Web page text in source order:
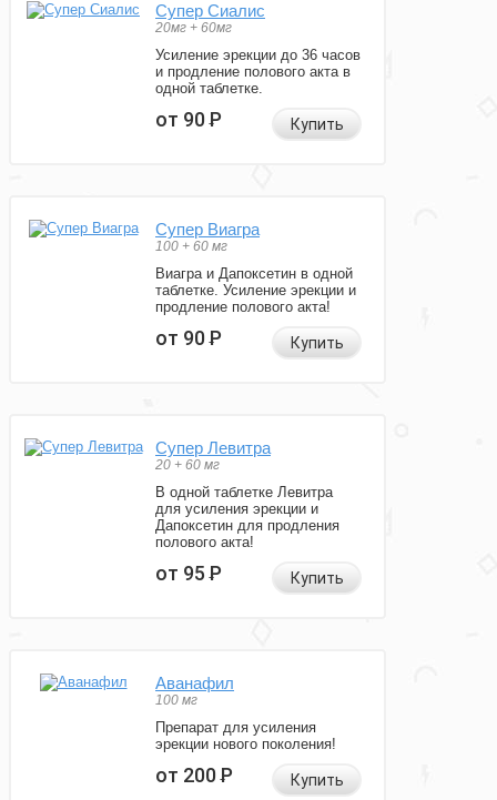
Супер Сиалис
20мг + 60мг
Усиление эрекции до 36 часов
и продление полового акта в
одной таблетке.
от 90Р Купить
Супер Виагра
100 + 60 мг
Виагра и Дапоксетин в одной
таблетке. Усиление эрекции и
продление полового акта!
от 90Р Купить
Супер Левитра
20 + 60 мг
В одной таблетке Левитра
для усиления эрекции и
Дапоксетин для продления
полового акта!
от 95Р Купить
Аванафил
100 мг
Препарат для усиления
эрекции нового поколения!
от 200Р Купить